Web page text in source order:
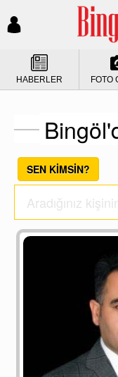
HABERLER FOTO
SEN KİMSİN?